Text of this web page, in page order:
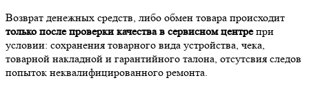
Возврат денежных средств, либо обмен товара происходит
только после проверки качества в сервисном центрепри
условии: сохранения товарного вида устройства, чека,
товарной накладной и гарантийного талона, отсутсвия следов
попыток неквалифицированного ремонта.